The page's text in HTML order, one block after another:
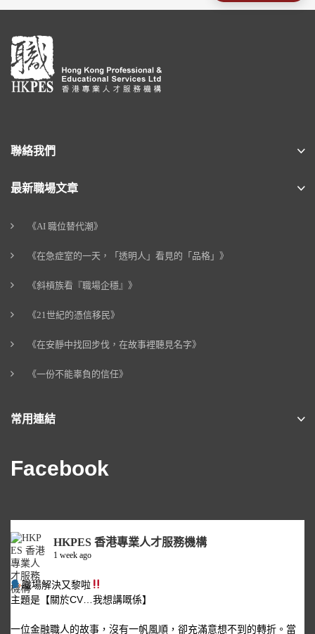
聯絡我們
最新職場文章
《AI 職位替代潮》
《在急症室的一天，「透明人」看見的「品格」》
《斜槓族看『職場企穩』》
《21世紀的憑信移民》
《在安靜中找回步伐，在故事裡聽見名字》
《一份不能辜負的信任》
常用連結
Facebook
HKPES 香港專業人才服務機構
1 week ago
職場解決又黎啦
主題是【關於CV…我想講嘅係】
一位金融職人的故事，沒有一帆風順，卻充滿意想不到的轉折。當